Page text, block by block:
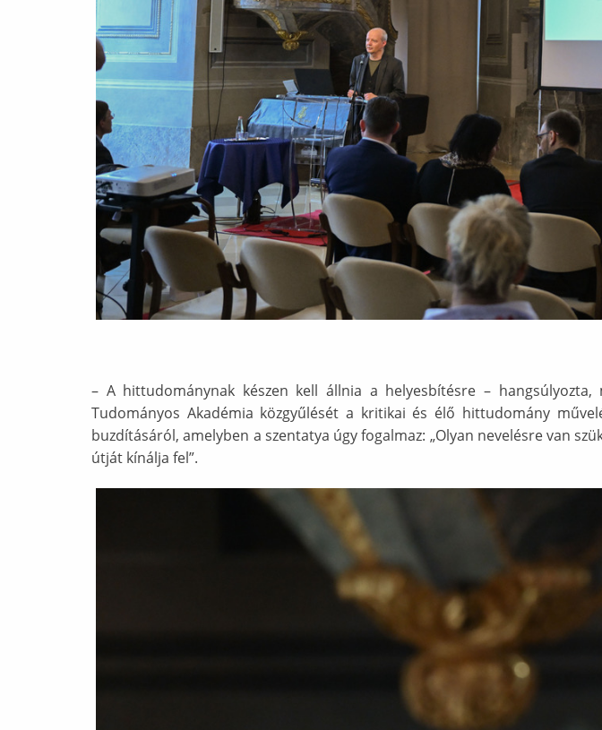
– A hittudománynak készen kell állnia a helyesbítésre –
Tudományos Akadémia közgyűlését a kritikai és élő hittudomány
buzdításáról, amelyben a szentatya úgy fogalmaz: „Olyan nevelésre van
útját kínálja fel”.